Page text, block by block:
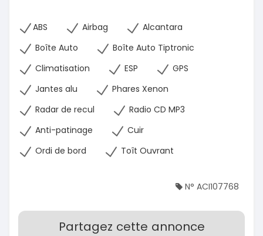
ABS Airbag
Alcantara
Boîte Auto
Boîte Auto Tiptronic
Climatisation
ESP
GPS
Jantes alu
Phares Xenon
Radar de recul
Radio CD MP3
Anti-patinage
Cuir
Ordi de bord
Toît Ouvrant
N° ACI107768
Partagez cette annonce